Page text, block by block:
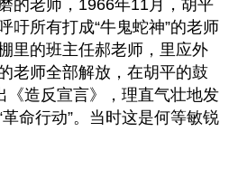
的老师，1966年11月，胡平
吁所有打成“牛鬼蛇神”的老师
里的班主任郝老师，里应外
老师全部解放，在胡平的鼓
《造反宣言》，理直气壮地发
命行动”。当时这是何等敏锐